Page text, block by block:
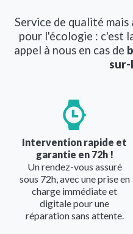
Service de qualité
pour l'écologie : c'est
appel à nous en cas de
sur-
Intervention rapide et
garantie en 72h !
Un rendez-vous assuré
sous 72h, avec une prise en
charge immédiate et
digitale pour une
réparation sans attente.